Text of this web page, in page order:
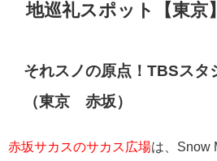
地巡礼スポット【東京】
それスノの原点！TBSスタ
（東京 赤坂）
赤坂サカスのサカス広場は、 Snow